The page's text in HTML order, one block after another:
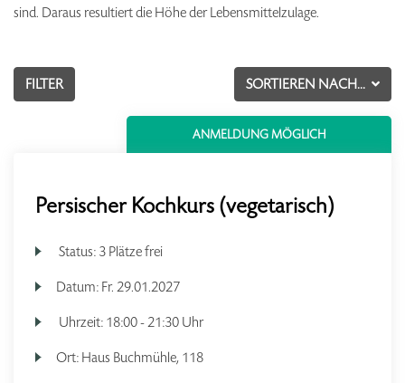
sind. Daraus resultiert die Höhe der Lebensmittelzulage.
SORTIEREN NACH...
FILTER
ANMELDUNG MÖGLICH
Persischer Kochkurs (vegetarisch)
Status: 3 Plätze frei
Datum: Fr. 29.01.2027
Uhrzeit: 18:00 - 21:30 Uhr
Ort: Haus Buchmühle, 118